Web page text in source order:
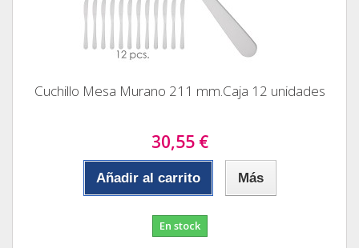
Cuchillo Mesa Murano 211 mm.Caja 12 unidades
30,55 €
Añadir al carrito Más
En stock